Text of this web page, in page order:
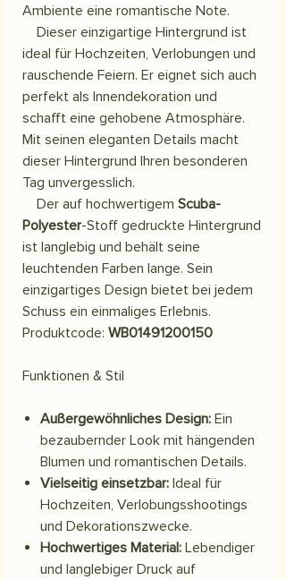
Ambiente eine romantische Note.
Dieser einzigartige Hintergrund ist
ideal für Hochzeiten, Verlobungen und
rauschende Feiern. Er eignet sich auch
perfekt als Innendekoration und
schafft eine gehobene Atmosphäre.
Mit seinen eleganten Details macht
dieser Hintergrund Ihren besonderen
Tag unvergesslich.
Der auf hochwertigem Scuba-
Polyester-Stoff gedruckte Hintergrund
ist langlebig und behält seine
leuchtenden Farben lange. Sein
einzigartiges Design bietet bei jedem
Schuss ein einmaliges Erlebnis.
Produktcode: WB01491200150
Funktionen & Stil
Außergewöhnliches Design: Ein
bezaubernder Look mit hängenden
Blumen und romantischen Details.
Vielseitig einsetzbar: Ideal für
Hochzeiten, Verlobungsshootings
und Dekorationszwecke.
Hochwertiges Material: Lebendiger
und langlebiger Druck auf